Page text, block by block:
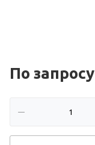
По запросу